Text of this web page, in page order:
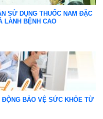
SỬ DỤNG THUỐC NAM ĐẶC
LÀNH BỆNH CAO
BẢO VỆ SỨC KHỎE TỪ